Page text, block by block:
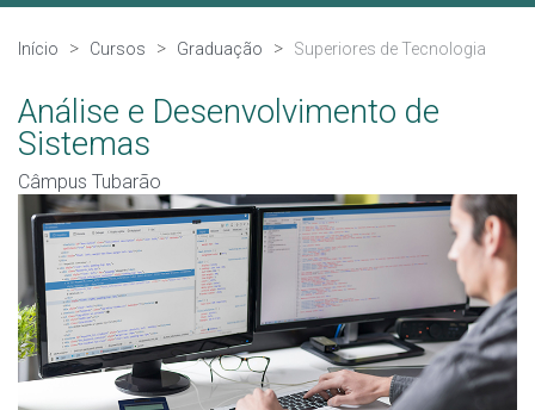
Cursos Técnicos
Graduação
Pós-graduação
Educação a Distância
Educação de Jovens e Adultos
Início Cursos Graduação Superiores de Tecnologia
Análise e Desenvolvimento de
Sistemas
Câmpus Tubarão